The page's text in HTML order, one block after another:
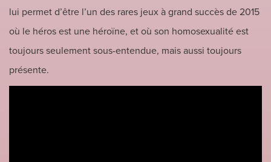
lui permet d’être l’un des rares jeux à grand succès de 2015
où le héros est une héroïne, et où son homosexualité est
toujours seulement sous-entendue, mais aussi toujours
présente.